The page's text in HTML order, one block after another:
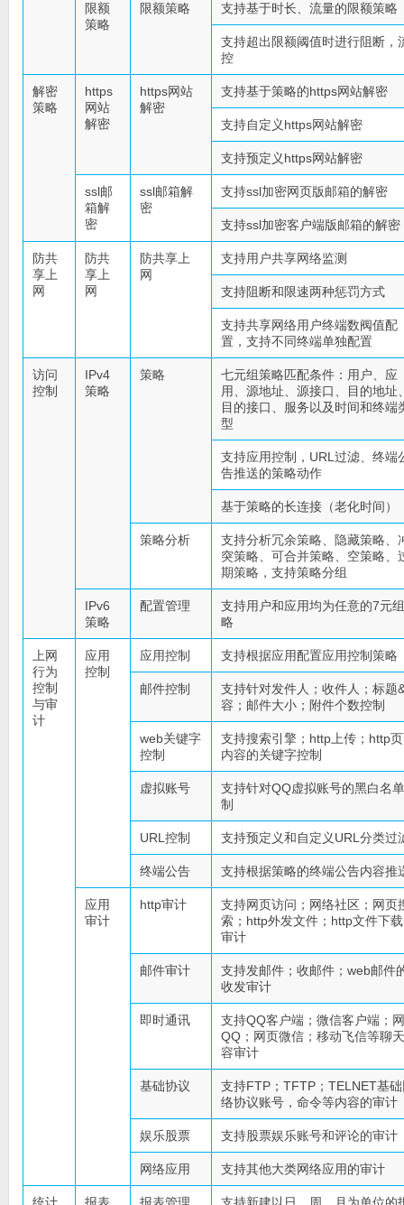
限额
策略
限额策略 支持基于时长、流量的限额策略
支持超出限额阈值时进行阻断，
控
解密
策略
https
网站
解密
https网站
解密
支持基于策略的https网站解密
支持自定义https网站解密
支持预定义https网站解密
ssl邮
箱解
密
ssl邮箱解
密
支持ssl加密网页版邮箱的解密
支持ssl加密客户端版邮箱的解密
防共
享上
网
防共
享上
网
防共享上
网
支持用户共享网络监测
支持阻断和限速两种惩罚方式
支持共享网络用户终端数阀值配
置，支持不同终端单独配置
访问
控制
IPv4
策略
策略
七元组策略匹配条件：用户、应
用、源地址、源接口、目的地址
目的接口、服务以及时间和终端
型
支持应用控制，URL过滤、终端
告推送的策略动作
基于策略的长连接（老化时间）
策略分析
支持分析冗余策略、隐藏策略、
突策略、可合并策略、空策略、
期策略，支持策略分组
IPv6
策略
配置管理
支持用户和应用均为任意的7元
略
上网
行为
控制
与审
计
应用
控制
应用控制 支持根据应用配置应用控制策略
邮件控制
支持针对发件人；收件人；标题
容；邮件大小；附件个数控制
web关键字
控制
支持搜索引擎；http上传；http
内容的关键字控制
虚拟账号
支持针对QQ虚拟账号的黑白名
制
URL控制 支持预定义和自定义URL分类过
终端公告 支持根据策略的终端公告内容推
应用
审计
http审计
支持网页访问；网络社区；网页
索；http外发文件；http文件下
审计
邮件审计
支持发邮件；收邮件；web邮件
收发审计
即时通讯
支持QQ客户端；微信客户端；
QQ；网页微信；移动飞信等聊
容审计
基础协议
支持FTP；TFTP；TELNET基
络协议账号，命令等内容的审计
娱乐股票 支持股票娱乐账号和评论的审计
网络应用 支持其他大类网络应用的审计